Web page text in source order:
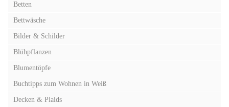
Betten
Bettwäsche
Bilder & Schilder
Blühpflanzen
Blumentöpfe
Buchtipps zum Wohnen in Weiß
Decken & Plaids